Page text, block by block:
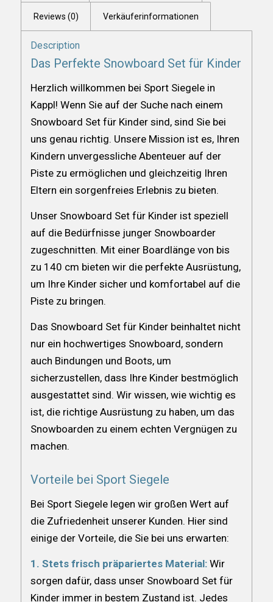
Reviews (0) Verkäuferinformationen
Description
Das Perfekte Snowboard Set für Kinder
Herzlich willkommen bei Sport Siegele in
Kappl! Wenn Sie auf der Suche nach einem
Snowboard Set für Kinder sind, sind Sie bei
uns genau richtig. Unsere Mission ist es, Ihren
Kindern unvergessliche Abenteuer auf der
Piste zu ermöglichen und gleichzeitig Ihren
Eltern ein sorgenfreies Erlebnis zu bieten.
Unser Snowboard Set für Kinder ist speziell
auf die Bedürfnisse junger Snowboarder
zugeschnitten. Mit einer Boardlänge von bis
zu 140 cm bieten wir die perfekte Ausrüstung,
um Ihre Kinder sicher und komfortabel auf die
Piste zu bringen.
Das Snowboard Set für Kinder beinhaltet nicht
nur ein hochwertiges Snowboard, sondern
auch Bindungen und Boots, um
sicherzustellen, dass Ihre Kinder bestmöglich
ausgestattet sind. Wir wissen, wie wichtig es
ist, die richtige Ausrüstung zu haben, um das
Snowboarden zu einem echten Vergnügen zu
machen.
Vorteile bei Sport Siegele
Bei Sport Siegele legen wir großen Wert auf
die Zufriedenheit unserer Kunden. Hier sind
einige der Vorteile, die Sie bei uns erwarten:
1. Stets frisch präpariertes Material:Wir
sorgen dafür, dass unser Snowboard Set für
Kinder immer in bestem Zustand ist. Jedes